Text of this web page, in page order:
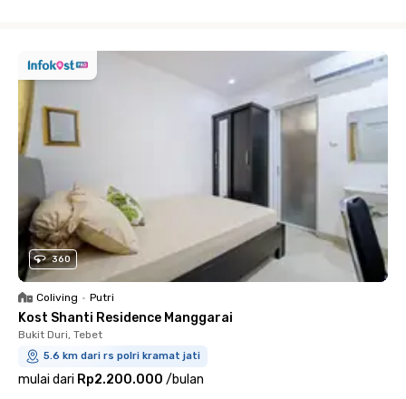
360
Coliving • Putri
Kost Shanti Residence Manggarai
Bukit Duri, Tebet
5.6 km dari rs polri kramat jati
mulai dari Rp2.200.000 /bulan